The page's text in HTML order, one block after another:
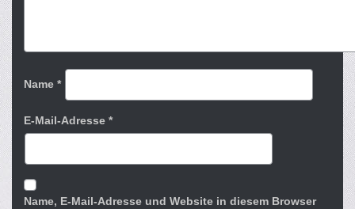
Name *
E-Mail-Adresse *
Name, E-Mail-Adresse und Website in diesem Browser